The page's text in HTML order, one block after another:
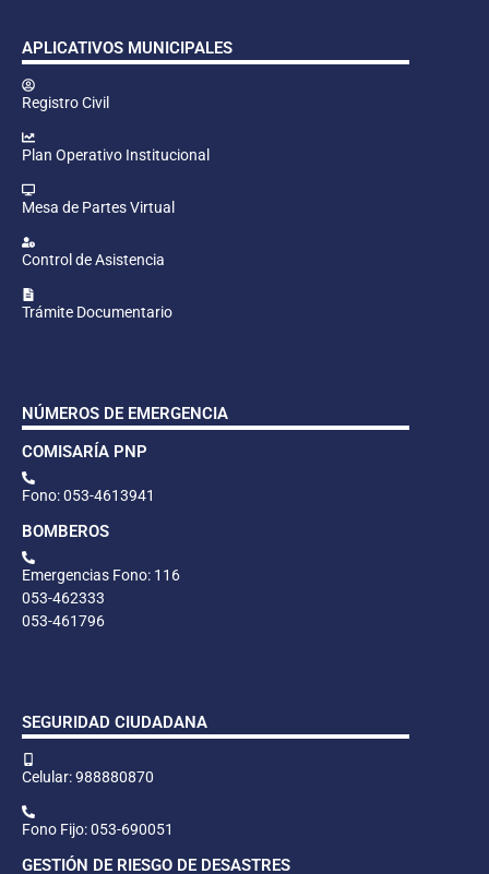
APLICATIVOS MUNICIPALES
Registro Civil
Plan Operativo Institucional
Mesa de Partes Virtual
Control de Asistencia
Trámite Documentario
NÚMEROS DE EMERGENCIA
COMISARÍA PNP
Fono: 053-4613941
BOMBEROS
Emergencias Fono: 116
053-462333
053-461796
SEGURIDAD CIUDADANA
Celular: 988880870
Fono Fijo: 053-690051
GESTIÓN DE RIESGO DE DESASTRES